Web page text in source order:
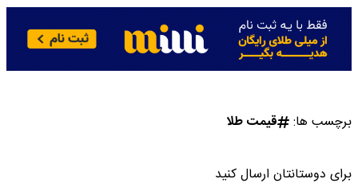
برچسب ها: قیمت طلا
برای دوستانتان ارسال کنید